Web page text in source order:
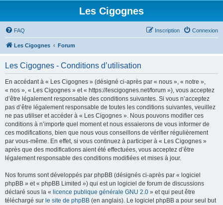
Les Cigognes
FAQ Connexion
Inscription
Les Cigognes Forum
Les Cigognes - Conditions d’utilisation
En accédant à « Les Cigognes » (désigné ci-après par « nous », « notre »,
« nos », « Les Cigognes » et « https://lescigognes.net/forum »), vous acceptez
d’être légalement responsable des conditions suivantes. Si vous n’acceptez
pas d’être légalement responsable de toutes les conditions suivantes, veuillez
ne pas utiliser et accéder à « Les Cigognes ». Nous pouvons modifier ces
conditions à n’importe quel moment et nous essaierons de vous informer de
ces modifications, bien que nous vous conseillons de vérifier régulièrement
par vous-même. En effet, si vous continuez à participer à « Les Cigognes »
après que des modifications aient été effectuées, vous acceptez d’être
légalement responsable des conditions modifiées et mises à jour.
Nos forums sont développés par phpBB (désignés ci-après par « logiciel
phpBB » et « phpBB Limited ») qui est un logiciel de forum de discussions
déclaré sous la « licence publique générale GNU 2.0 » et qui peut être
téléchargé sur le site de phpBB (en anglais). Le logiciel phpBB a pour seul but